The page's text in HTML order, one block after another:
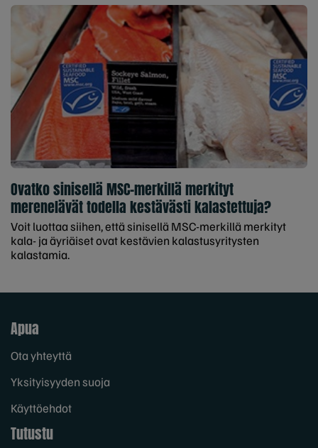
Ovatko sinisellä MSC-merkillä merkityt
merenelävät todella kestävästi kalastettuja?
Voit luottaa siihen, että sinisellä MSC-merkillä merkityt
kala- ja äyriäiset ovat kestävien kalastusyritysten
kalastamia.
Apua
Ota yhteyttä
Yksityisyyden suoja
Käyttöehdot
Tutustu